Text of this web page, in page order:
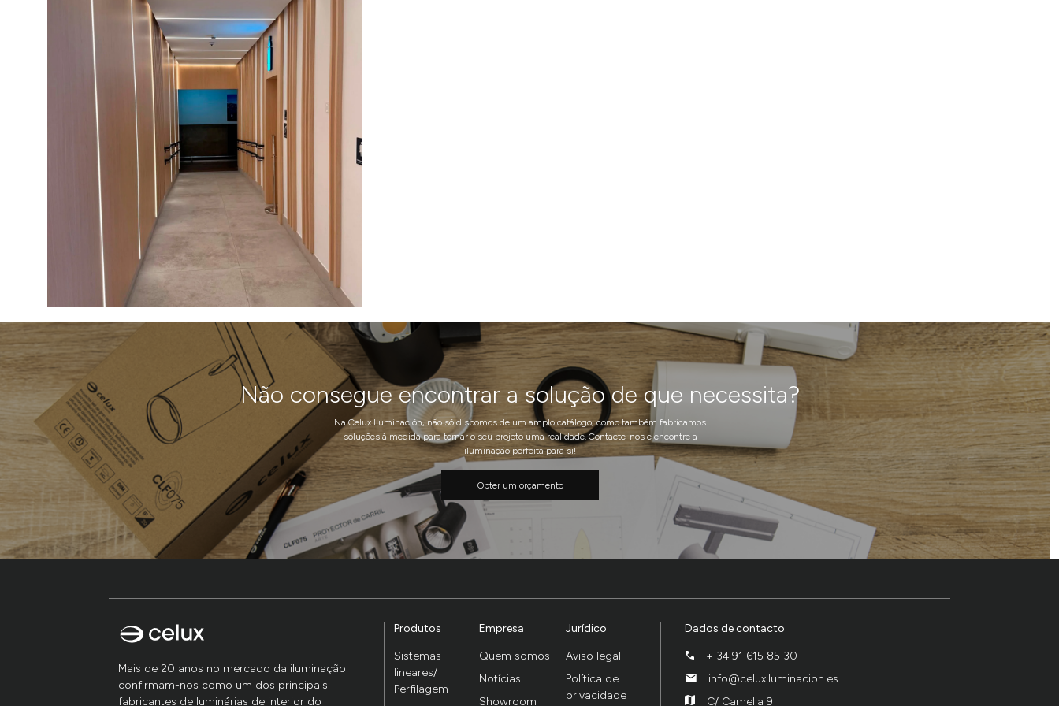
Não consegue encontrar a solução de que necessita?
Na Celux Iluminación, não só dispomos de um amplo catálogo, como também fabricamos
soluções à medida para tornar o seu projeto uma realidade. Contacte-nos e encontre a
iluminação perfeita para si!
Obter um orçamento
Mais de 20 anos no mercado da iluminação
confirmam-nos como um dos principais
fabricantes de luminárias de interior do
Produtos
Sistemas
lineares/
Perfilagem
Empresa
Quem somos
Notícias
Showroom
Jurídico
Aviso legal
Política de
privacidade
Dados de contacto
+ 34 91 615 85 30
info@celuxiluminacion.es
C/ Camelia 9